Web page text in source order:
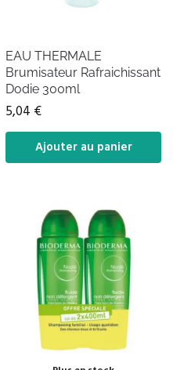
EAU THERMALE
Brumisateur Rafraichissant
Dodie 300ml
5,04 €
Ajouter au panier